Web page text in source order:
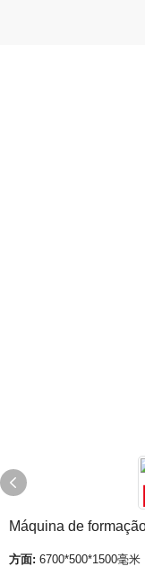
Máquina de
方面: 6700*500*1500毫米